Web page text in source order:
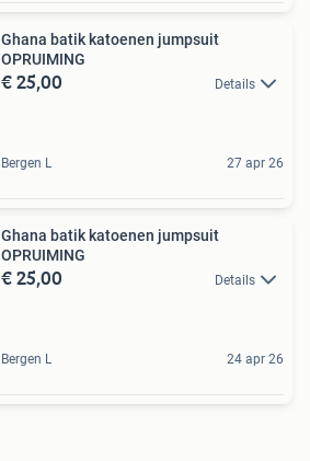
Ghana batik katoenen jumpsuit
OPRUIMING
€ 25,00 Details
Bergen L 27 apr 26
Ghana batik katoenen jumpsuit
OPRUIMING
€ 25,00 Details
Bergen L 24 apr 26